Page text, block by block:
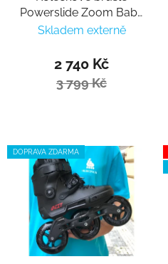
Powerslide Zoom Baby
Blue 80
Skladem externě
2 740 Kč
3 799 Kč
DOPRAVA ZDARMA